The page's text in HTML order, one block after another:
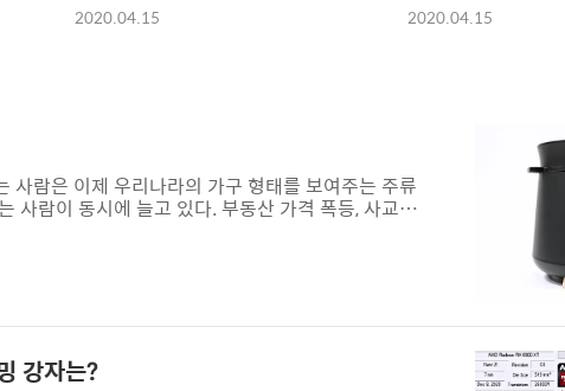
2020.04.15 2020.04.15
람은 이제 우리나라의 가구 형태를 보여주는 주류
사람이 동시에 늘고 있다. 부동산 가격 폭등, 사교육
늘면서 결혼 포기를 강요받는 사회가 된 것은 어제
급격히 늘고 있다. 결혼을 하고 싶어도 할 수 없는
강자는?